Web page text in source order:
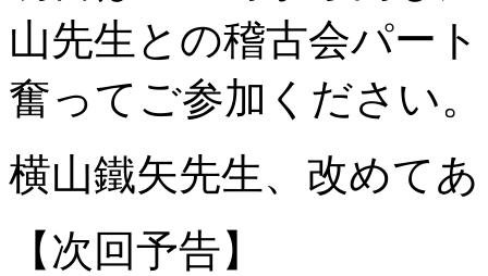
山先生との稽古会パー
奮ってご参加ください。
横山鐵矢先生、改めて
【次回予告】